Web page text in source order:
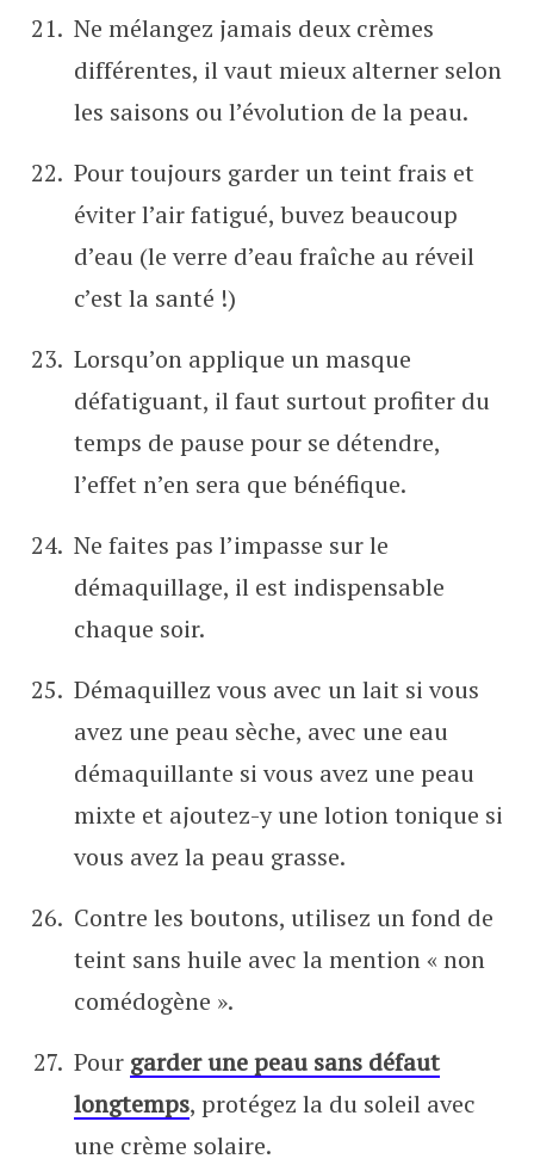
Ne mélangez jamais deux crèmes
différentes, il vaut mieux alterner selon
les saisons ou l’évolution de la peau.
Pour toujours garder un teint frais et
éviter l’air fatigué, buvez beaucoup
d’eau (le verre d’eau fraîche au réveil
c’est la santé !)
Lorsqu’on applique un masque
défatiguant, il faut surtout profiter du
temps de pause pour se détendre,
l’effet n’en sera que bénéfique.
Ne faites pas l’impasse sur le
démaquillage, il est indispensable
chaque soir.
Démaquillez vous avec un lait si vous
avez une peau sèche, avec une eau
démaquillante si vous avez une peau
mixte et ajoutez-y une lotion tonique si
vous avez la peau grasse.
Contre les boutons, utilisez un fond de
teint sans huile avec la mention « non
comédogène ».
Pour garder une peau sans défaut
longtemps, protégez la du soleil avec
une crème solaire.